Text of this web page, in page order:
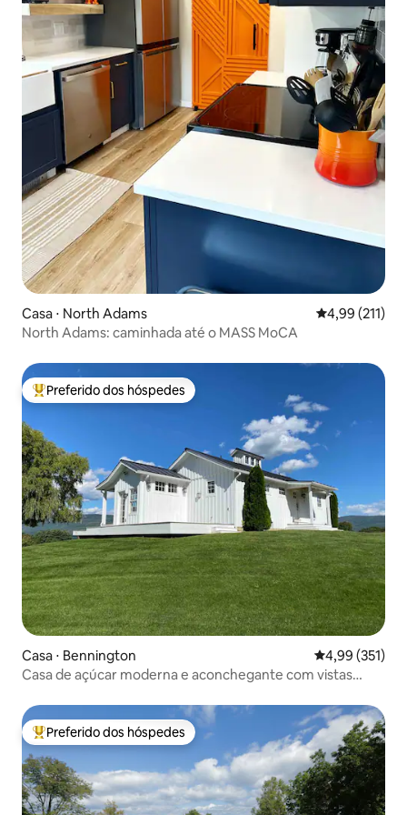
Casa ⋅ North Adams 4,99 de uma
4,99 (211)
North Adams: caminhada até o MASS MoCA
Entre os melhores preferidos dos hóspedes
Preferido dos hóspedes
Casa ⋅ Bennington 4,99 de uma
4,99 (351)
Casa de açúcar moderna e aconchegante com vistas
Entre os melhores preferidos dos hóspedes
Preferido dos hóspedes